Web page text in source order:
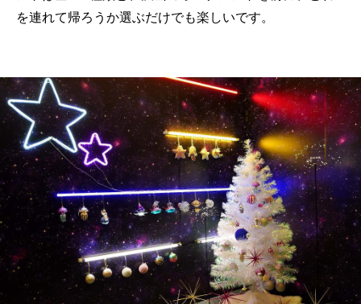
を連れて帰ろうか選ぶだけでも楽しいです。